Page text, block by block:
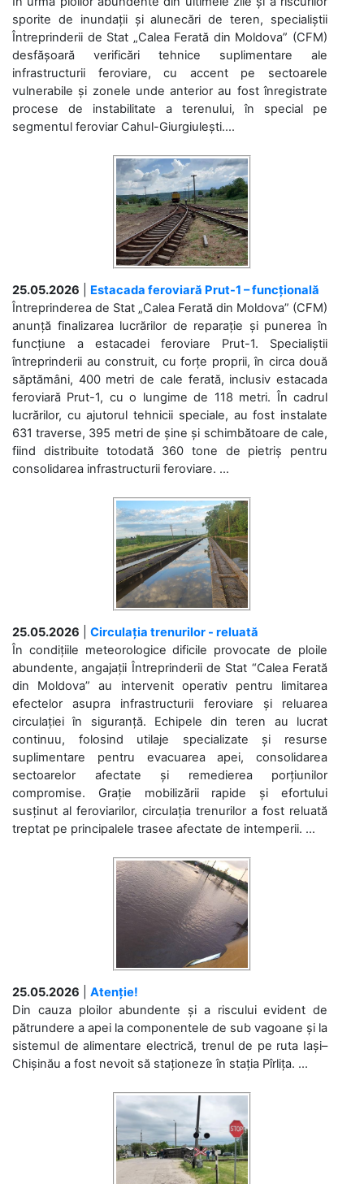
sporite de inundații și alunecări de teren, specialiștii
Întreprinderii de Stat „Calea Ferată din Moldova” (CFM)
desfășoară verificări tehnice suplimentare ale
infrastructurii feroviare, cu accent pe sectoarele
vulnerabile și zonele unde anterior au fost înregistrate
procese de instabilitate a terenului, în special pe
segmentul feroviar Cahul-Giurgiulești....
25.05.2026
Estacada feroviară Prut-1 – funcțională
Întreprinderea de Stat „Calea Ferată din Moldova” (CFM)
anunță finalizarea lucrărilor de reparație și punerea în
funcțiune a estacadei feroviare Prut-1. Specialiștii
întreprinderii au construit, cu forțe proprii, în circa două
săptămâni, 400 metri de cale ferată, inclusiv estacada
feroviară Prut-1, cu o lungime de 118 metri. În cadrul
lucrărilor, cu ajutorul tehnicii speciale, au fost instalate
631 traverse, 395 metri de șine și schimbătoare de cale,
fiind distribuite totodată 360 tone de pietriș pentru
consolidarea infrastructurii feroviare. ...
25.05.2026
Circulația trenurilor - reluată
În condițiile meteorologice dificile provocate de ploile
abundente, angajații Întreprinderii de Stat “Calea Ferată
din Moldova” au intervenit operativ pentru limitarea
efectelor asupra infrastructurii feroviare și reluarea
circulației în siguranță. Echipele din teren au lucrat
continuu, folosind utilaje specializate și resurse
suplimentare pentru evacuarea apei, consolidarea
sectoarelor afectate și remedierea porțiunilor
compromise. Grație mobilizării rapide și efortului
susținut al feroviarilor, circulația trenurilor a fost reluată
treptat pe principalele trasee afectate de intemperii. ...
25.05.2026
Atenție!
Din cauza ploilor abundente și a riscului evident de
pătrundere a apei la componentele de sub vagoane și la
sistemul de alimentare electrică, trenul de pe ruta Iași–
Chișinău a fost nevoit să staționeze în stația Pîrlița. ...